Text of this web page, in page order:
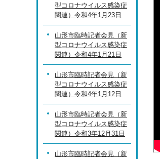
型コロナウイルス感染症
関連）令和4年1月23日
山形市臨時記者会見（新
型コロナウイルス感染症
関連）令和4年1月21日
山形市臨時記者会見（新
型コロナウイルス感染症
関連）令和4年1月12日
山形市臨時記者会見（新
型コロナウイルス感染症
関連）令和3年12月31日
山形市臨時記者会見（新